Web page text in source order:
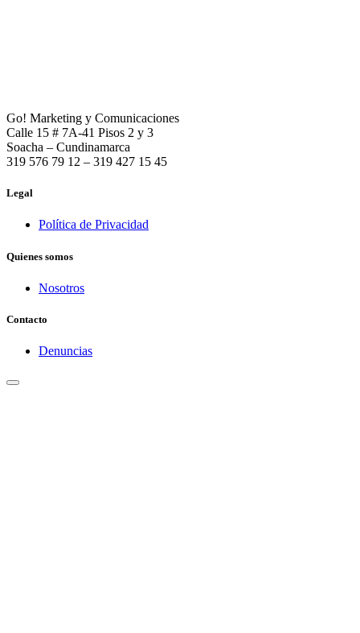
Go! Marketing y Comunicaciones
Calle 15 # 7A-41 Pisos 2 y 3
Soacha – Cundinamarca
319 576 79 12 – 319 427 15 45
Legal
Política de Privacidad
Quienes somos
Nosotros
Contacto
Denuncias